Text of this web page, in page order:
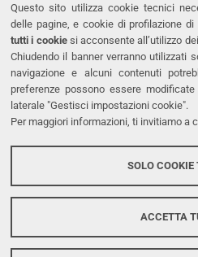
Questo sito utilizza cookie tecnici
delle pagine, e cookie di profilazione di
tutti i cookiesi acconsente all’utilizzo
Chiudendo il banner verranno utilizzati
navigazione e alcuni contenuti
preferenze possono essere
laterale "Gestisci impostazioni cookie".
Per maggiori informazioni, ti invitiamo a
SOLO COOKIE
ACCETTA
Tel. +39 0532 293111
Fax. +39 0532 293031
PEC
LINKS
Dichiarazione di
Protezione dati